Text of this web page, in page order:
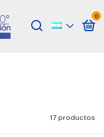
0
17 productos